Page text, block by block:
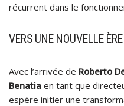
récurrent dans le
VERS UNE NOUVELLE
Avec l’arrivée de Roberto
Benatia en tant que
espère initier une